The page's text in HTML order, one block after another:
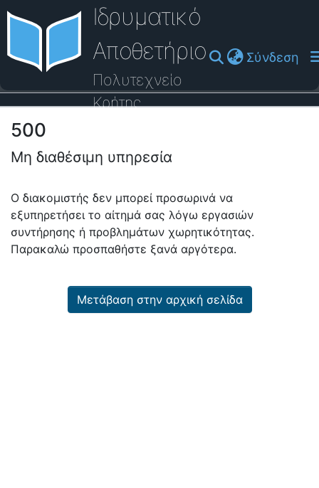
Ιδρυματικό
Αποθετήριο
Πολυτεχνείο
Κρήτης
Σύνδεση
Οδηγός Βοήθειας
500
Μη διαθέσιμη υπηρεσία
Ο διακομιστής δεν μπορεί προσωρινά να
εξυπηρετήσει το αίτημά σας λόγω εργασιών
συντήρησης ή προβλημάτων χωρητικότητας.
Παρακαλώ προσπαθήστε ξανά αργότερα.
Μετάβαση στην αρχική σελίδα